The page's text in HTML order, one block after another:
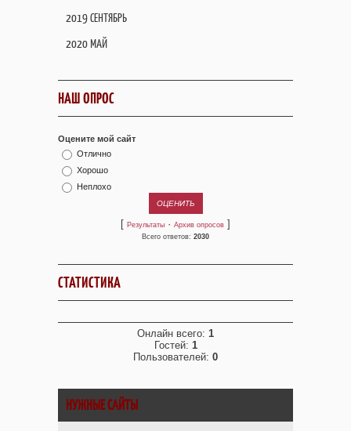
2019 СЕНТЯБРЬ
2020 МАЙ
НАШ ОПРОС
Оцените мой сайт
Отлично
Хорошо
Неплохо
[ Результаты · Архив опросов ]
Всего ответов: 2030
СТАТИСТИКА
Онлайн всего: 1
Гостей: 1
Пользователей: 0
НУЖНЫЕ САЙТЫ